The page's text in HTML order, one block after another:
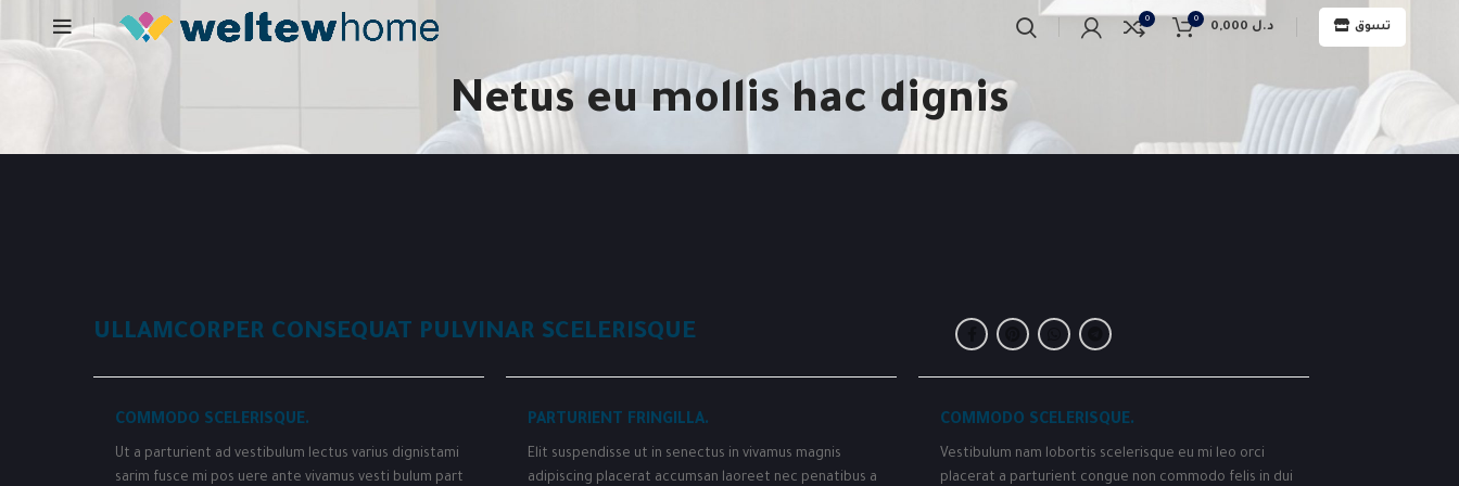
0 0
د.ل تسوق
Netus eu mollis hac dignis
ULLAMCORPER CONSEQUAT PULVINAR SCELERISQUE
COMMODO SCELERISQUE.
Ut a parturient ad vestibulum lectus varius dignistami
sarim fusce mi pos uere ante vivamus vesti bulum part
PARTURIENT FRINGILLA.
Elit suspendisse ut in senectus in vivamus magnis
adipiscing placerat accumsan laoreet nec penatibus a
COMMODO SCELERISQUE.
Vestibulum nam lobortis scelerisque eu mi leo orci
placerat a parturient congue non commodo felis in dui